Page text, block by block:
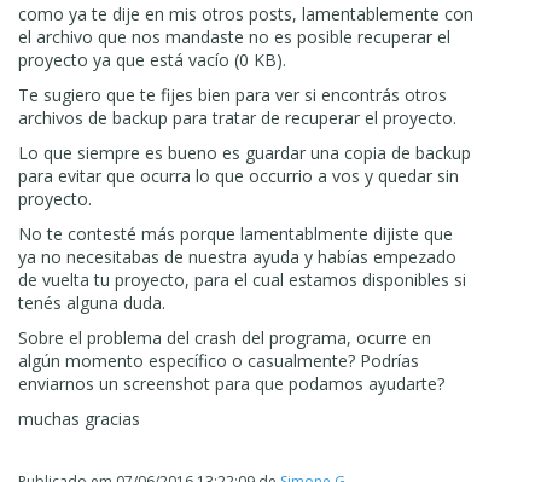
como ya te dije en mis otros posts, lamentablemente con
el archivo que nos mandaste no es posible recuperar el
proyecto ya que está vacío (0 KB).
Te sugiero que te fijes bien para ver si encontrás otros
archivos de backup para tratar de recuperar el proyecto.
Lo que siempre es bueno es guardar una copia de backup
para evitar que ocurra lo que occurrio a vos y quedar sin
proyecto.
No te contesté más porque lamentablmente dijiste que
ya no necesitabas de nuestra ayuda y habías empezado
de vuelta tu proyecto, para el cual estamos disponibles si
tenés alguna duda.
Sobre el problema del crash del programa, ocurre en
algún momento específico o casualmente? Podrías
enviarnos un screenshot para que podamos ayudarte?
muchas gracias